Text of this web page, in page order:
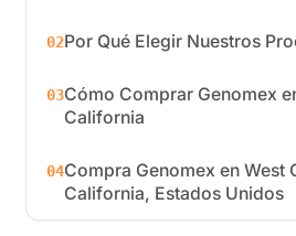
02Por Qué Elegir Nuestros
03Cómo Comprar Genomex
California
04Compra Genomex en West
California, Estados Unidos